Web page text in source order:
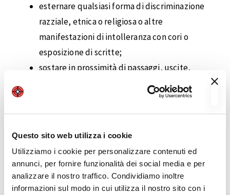
Questo sito web utilizza i cookie
Utilizziamo i cookie per personalizzare contenuti ed
annunci, per fornire funzionalità dei social media e per
analizzare il nostro traffico. Condividiamo inoltre
informazioni sul modo in cui utilizza il nostro sito con i
esternare qualsiasi forma di discriminazione
razziale, etnica o religiosa o altre
manifestazioni di intolleranza con cori o
esposizione di scritte;
sostare in prossimità di passaggi, uscite,
ingressi, lungo le vie di accesso/esodo e le
arrampicarsi sulle strutture;
dell’impianto;
introdurre o detenere veleni, sostanze
nocive, materiale infiammabile o imbrattante